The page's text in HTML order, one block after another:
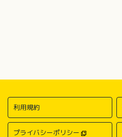
利用規約
プライバシーポリシー